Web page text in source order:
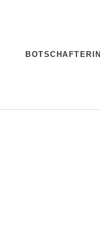
BOTSCHAFTERIN